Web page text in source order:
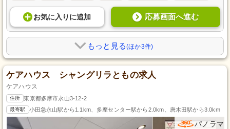
お気に入り に追加 応募画面へ進む
もっと見る(ほか3件)
ケアハウス シャングリラともの求人
ケアハウス
住所 東京都多摩市永山3-12-2
最寄駅 小田急永山駅から1.1km、多摩センター駅から2.0km、唐木田駅から3.0km
パノラマ